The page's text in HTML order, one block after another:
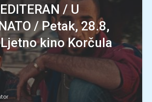
/ U
/ Petak, 28.8,
kino Korčula